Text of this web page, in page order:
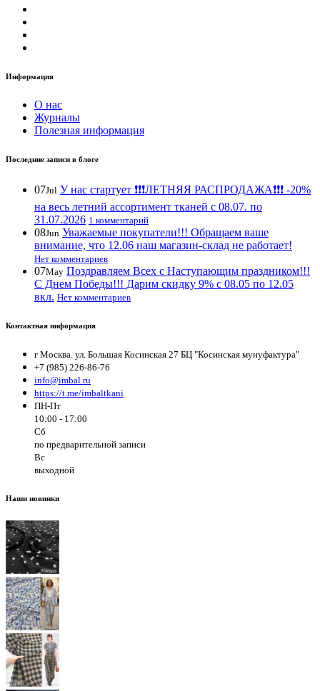
Информация
О нас
Журналы
Полезная информация
Последние записи в блоге
07Jul У нас стартует ❗️❗️❗️ЛЕТНЯЯ РАСПРОДАЖА❗️❗️❗️ -20%
на весь летний ассортимент тканей с 08.07. по
31.07.2026 1 комментарий
08Jun Уважаемые покупатели!!! Обращаем ваше
внимание, что 12.06 наш магазин-склад не работает!
Нет комментариев
07May Поздравляем Всех с Наступающим праздником!!!
С Днем Победы!!! Дарим скидку 9% с 08.05 по 12.05
вкл. Нет комментариев
Контактная информация
г Москва. ул. Большая Косинская 27 БЦ "Косинская мунуфактура"
+7 (985) 226-86-76
info@imbal.ru
https://t.me/imbaltkani
ПН-Пт
10:00 - 17:00
Сб
по предварительной записи
Вс
выходной
Наши новинки